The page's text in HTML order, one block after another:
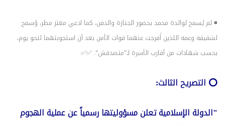
◾ لم يُسمح لوالدة محمد بحضور الجنازة والدفن، كما ادعي معتز مطر، وُسمح
لشقيقه وعمه اللذين أَفرجت عنهما قوات الأمن بعد أن استجوبتهما لنحو يوم،
بحسب شهادات من أقارب الأسرة لـ"متصدقش". ✅✅
⭕️ التصريح الثالث:
"الدولة الإسلامية تعلن مسؤوليتها رسمياً عن عملية الهجوم